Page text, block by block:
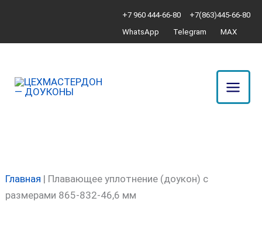
содержимому
+7 960 444-66-80
+7(863)445-66-80
WhatsApp
Telegram MAX
Главная | Плавающее уплотнение (доукон) с
размерами 865-832-46,6 мм
Плавающее
с